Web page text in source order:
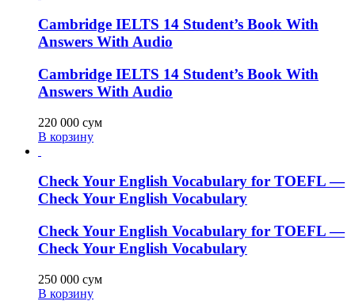
Cambridge IELTS 14 Student’s Book With
Answers With Audio
Cambridge IELTS 14 Student’s Book With
Answers With Audio
220 000 сум
В корзину
Check Your English Vocabulary for TOEFL —
Check Your English Vocabulary
Check Your English Vocabulary for TOEFL —
Check Your English Vocabulary
250 000 сум
В корзину